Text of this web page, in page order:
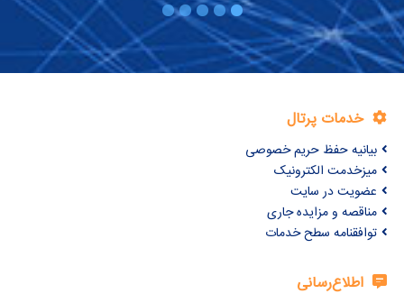
خدمات پرتال
بیانیه حفظ حریم خصوصی
میزخدمت الکترونیک
عضویت در سایت
مناقصه و مزایده جاری
توافقنامه سطح خدمات
اطلاع‌رسانی